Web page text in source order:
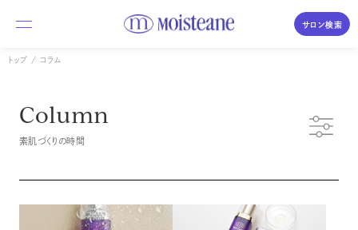
サロン検索
商品のご紹介
Moisteane
コラム／素肌づくりの時間
トップ コラム
Column
素肌づくりの時間